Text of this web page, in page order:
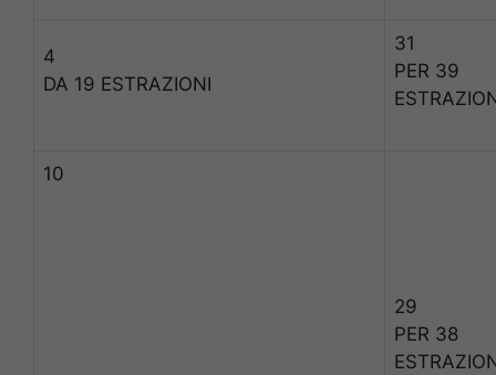
4
DA 19 ESTRAZIONI
31
PER 39
10
29
PER 38